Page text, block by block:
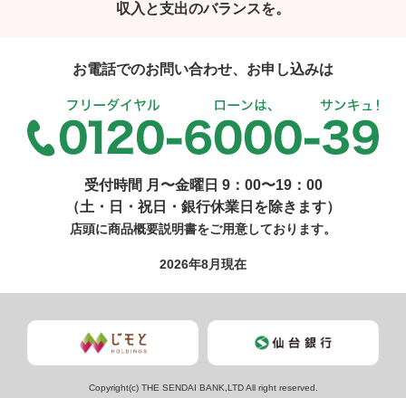
収入と支出のバランスを。
お電話でのお問い合わせ、お申し込みは
受付時間 月〜金曜日 9：00〜19：00
（土・日・祝日・銀行休業日を除きます）
店頭に商品概要説明書をご用意しております。
2026年8月現在
Copyright(c) THE SENDAI BANK,LTD All right reserved.